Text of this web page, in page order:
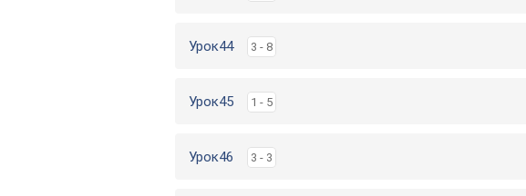
Урок44 3 - 8
Урок45 1 - 5
Урок46 3 - 3